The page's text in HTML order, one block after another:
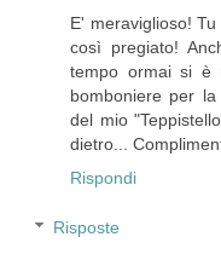
E' meraviglioso!
così pregiato!
tempo ormai si è
bomboniere per
del mio
dietro...
Rispondi
Risposte